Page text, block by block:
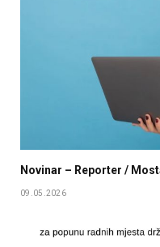
Novinar – Reporter /
09.05.2026